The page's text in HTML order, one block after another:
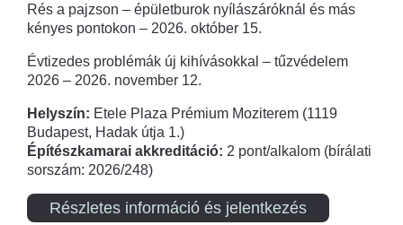
Rés a pajzson – épületburok nyílászáróknál és más
kényes pontokon – 2026. október 15.
Évtizedes problémák új kihívásokkal – tűzvédelem
2026 – 2026. november 12.
Helyszín: Etele Plaza Prémium Moziterem (1119
Budapest, Hadak útja 1.)
Építészkamarai akkreditáció: 2 pont/alkalom (bírálati
sorszám: 2026/248)
Részletes információ és jelentkezés